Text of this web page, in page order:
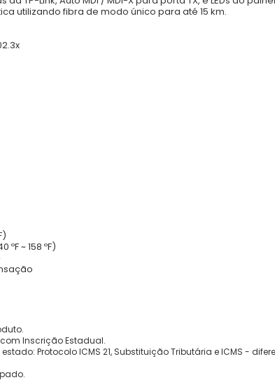
utilizando fibra de modo único para até 15 km.
ºF ~ 158 ºF)
Inscrição Estadual.
Protocolo ICMS 21, Substituição Tributária e ICMS -